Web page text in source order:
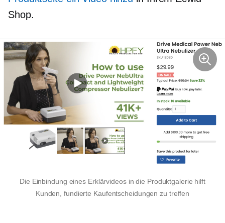
Shop.
Die Einbindung eines Erklärvideos in die Produktgalerie hilft
Kunden, fundierte Kaufentscheidungen zu treffen